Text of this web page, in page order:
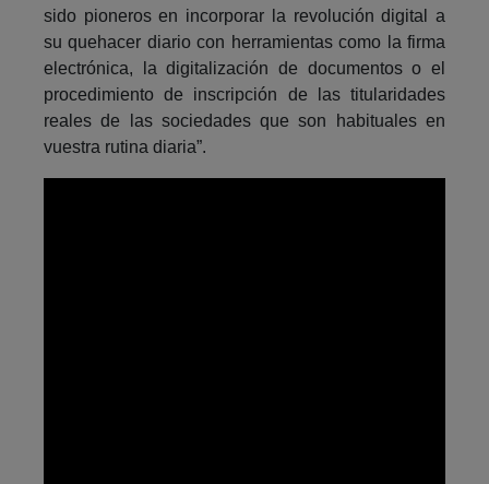
sido pioneros en incorporar la revolución digital a
su quehacer diario con herramientas como la firma
electrónica, la digitalización de documentos o el
procedimiento de inscripción de las titularidades
reales de las sociedades que son habituales en
vuestra rutina diaria”.